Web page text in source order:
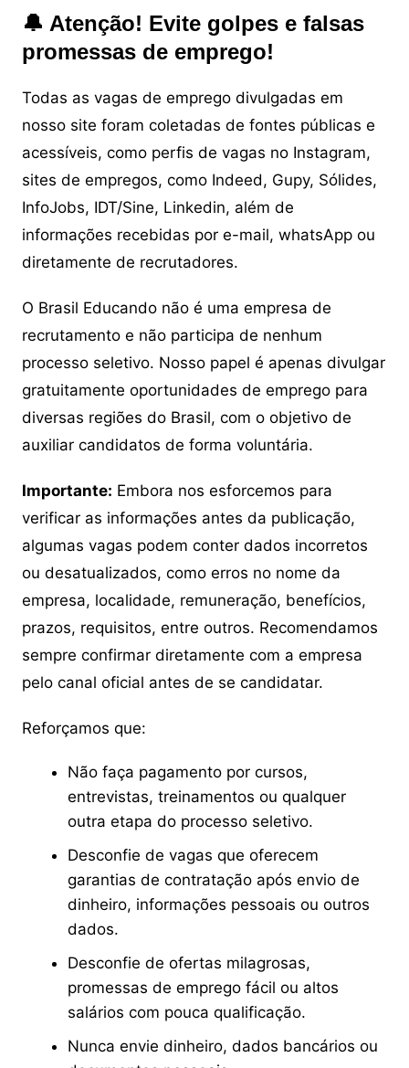
🔔 Atenção! Evite golpes e falsas
promessas de emprego!
Todas as vagas de emprego divulgadas em
nosso site foram coletadas de fontes públicas e
acessíveis, como perfis de vagas no Instagram,
sites de empregos, como Indeed, Gupy, Sólides,
InfoJobs, IDT/Sine, Linkedin, além de
informações recebidas por e-mail, whatsApp ou
diretamente de recrutadores.
O Brasil Educando não é uma empresa de
recrutamento e não participa de nenhum
processo seletivo. Nosso papel é apenas divulgar
gratuitamente oportunidades de emprego para
diversas regiões do Brasil, com o objetivo de
auxiliar candidatos de forma voluntária.
Importante: Embora nos esforcemos para
verificar as informações antes da publicação,
algumas vagas podem conter dados incorretos
ou desatualizados, como erros no nome da
empresa, localidade, remuneração, benefícios,
prazos, requisitos, entre outros. Recomendamos
sempre confirmar diretamente com a empresa
pelo canal oficial antes de se candidatar.
Reforçamos que:
Não faça pagamento por cursos,
entrevistas, treinamentos ou qualquer
outra etapa do processo seletivo.
Desconfie de vagas que oferecem
garantias de contratação após envio de
dinheiro, informações pessoais ou outros
dados.
Desconfie de ofertas milagrosas,
promessas de emprego fácil ou altos
salários com pouca qualificação.
Nunca envie dinheiro, dados bancários ou